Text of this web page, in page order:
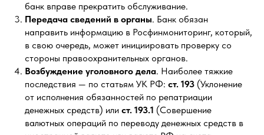
банк вправе прекратить обслуживание.
Передача сведений в органы. Банк обязан
направить информацию в Росфинмониторинг, который,
в свою очередь, может инициировать проверку со
стороны правоохранительных органов.
Возбуждение уголовного дела. Наиболее тяжкие
последствия — по статьям УК РФ: ст. 193 (Уклонение
от исполнения обязанностей по репатриации
денежных средств) или ст. 193.1 (Совершение
валютных операций по переводу денежных средств в